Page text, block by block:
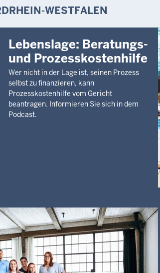
8. Sept. 2026, 10:00 Uhr
Eigentumswohnung (3 bis 4 Zimmer)
Diepeschrather Str. 29, 51069 Köln,
Dellbrück
410.000,00 €
15. Sept. 2026, 10:00 Uhr
Eigentumswohnung (1 bis 2 Zimmer)
Rudolf-Amelunxen-Straße 44, 50939 Köln,
Sülz
235.000,00 €
580.000,00 €
21. Sept. 2026, 10:00 Uhr
Kfz-Stellplatz (Tiefgarage),
Gewerbeeinheit (z.B. Laden, Büro)
Am Courts Garten 2, 51143 Köln, Zündorf
758.000,00 €
WESTFALEN
Lebenslage: Beratungs-
und Prozesskostenhilfe
Wer nicht in der Lage ist, seinen Prozess
selbst zu finanzieren, kann
Prozesskostenhilfe vom Gericht
beantragen. Informieren Sie sich in dem
Podcast.